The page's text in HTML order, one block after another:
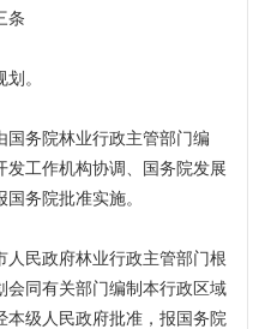
条
。
国务院林业行政主管部门编
发工作机构协调、国务院发展
务院批准实施。
人民政府林业行政主管部门根
会同有关部门编制本行政区域
本级人民政府批准，报国务院